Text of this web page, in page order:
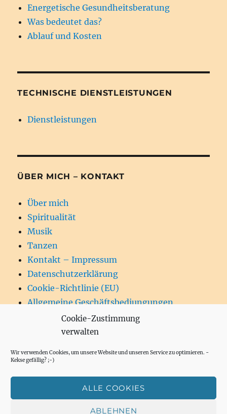
Cookie-Zustimmung
verwalten
Wir verwenden Cookies, um unsere Website und unseren Service zu optimieren. -
Kekse gefällig? ;-)
ALLE COOKIES
ABLEHNEN
Energetische Gesundheitsberatung
Was bedeutet das?
Ablauf und Kosten
TECHNISCHE DIENSTLEISTUNGEN
Dienstleistungen
ÜBER MICH – KONTAKT
Über mich
Spiritualität
Musik
Tanzen
Kontakt – Impressum
Datenschutzerklärung
Cookie-Richtlinie (EU)
Allgemeine Geschäftsbediungungen
Suchen
nach:
Andreas Dieges – Hypnose – Gesundheitsberatung –